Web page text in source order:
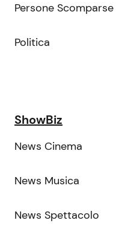
Persone Scomparse
Politica
ShowBiz
News Cinema
News Musica
News Spettacolo